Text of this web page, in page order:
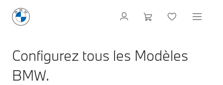
Configurez tous les Modèles
BMW.